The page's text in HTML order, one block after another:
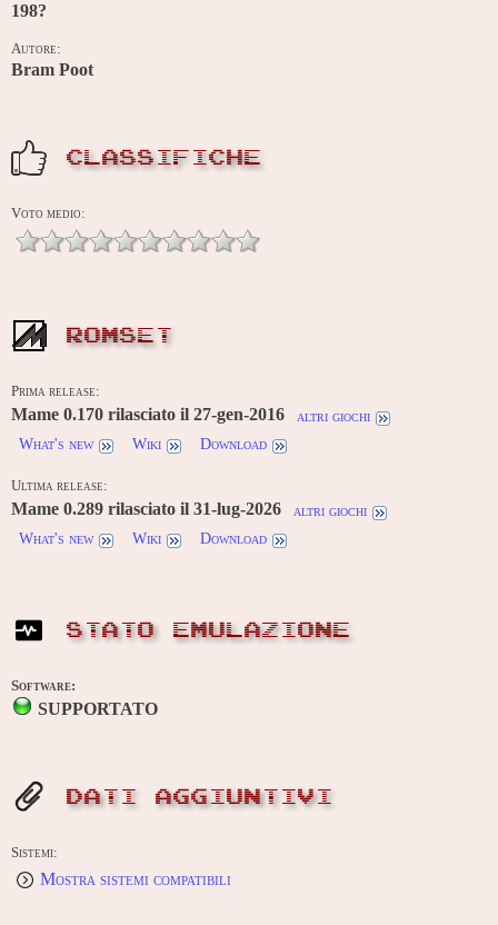
198?
Autore:
Bram Poot
CLASSIFICHE
Voto medio:
ROMSET
Prima release:
Mame 0.170 rilasciato il 27-gen-2016
altri giochi
What's new
Wiki Download
Ultima release:
Mame 0.289 rilasciato il 31-lug-2026
altri giochi
What's new
Wiki Download
STATO EMULAZIONE
Software:
SUPPORTATO
DATI AGGIUNTIVI
Sistemi:
Mostra sistemi compatibili